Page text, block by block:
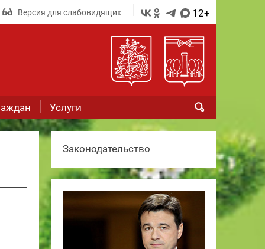
Версия для слабовидящих 12+
Услуги
Законодательство